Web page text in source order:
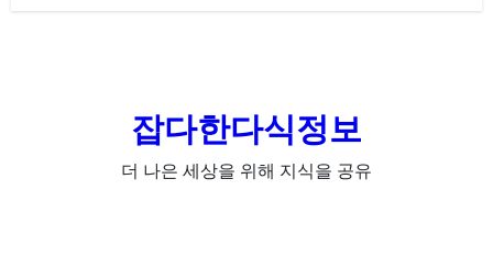
잡다한다식정보
더 나은 세상을 위해 지식을 공유